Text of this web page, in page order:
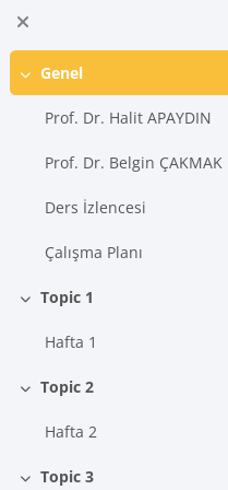
Ana içeriğe git
Daralt
Genel
Prof. Dr. Halit APAYDIN
Prof. Dr. Belgin ÇAKMAK
Ders İzlencesi
Çalışma Planı
Daralt
Topic 1
Hafta 1
Daralt
Topic 2
Hafta 2
Topic 3